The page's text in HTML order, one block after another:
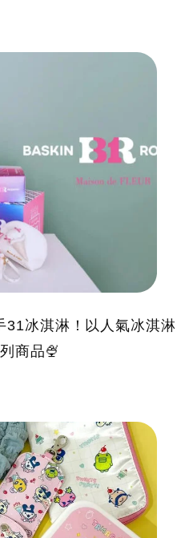
冰淇淋！以人氣冰淇淋
商品🍨